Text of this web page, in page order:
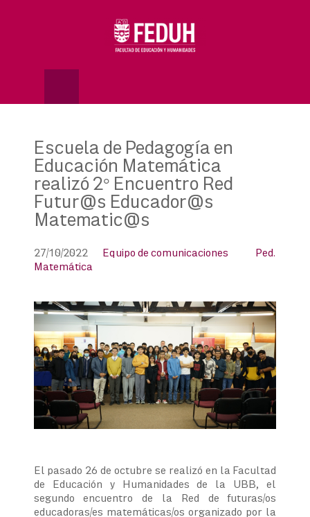
Escuela de Pedagogía en
Educación Matemática
realizó 2° Encuentro Red
Futur@s Educador@s
Matematic@s
27/10/2022 Equipo de comunicaciones
Ped.
Matemática
El pasado 26 de octubre se realizó en la Facultad
de Educación y Humanidades de la UBB, el
segundo encuentro de la Red de futuras/os
educadoras/es matemáticas/os organizado por la